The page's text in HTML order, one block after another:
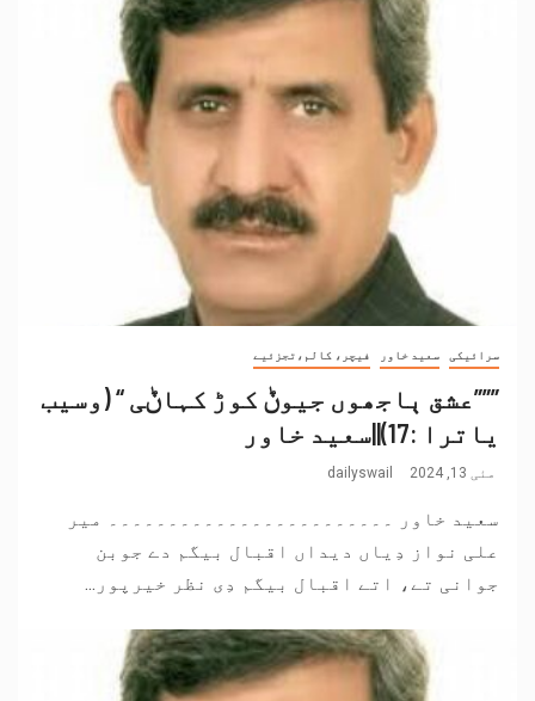
سرائیکی سعید خاور فیچر، کالم،تجزئیے
”””عشق ٻاجھوں جیوݨ کوڑ کہاݨی “ (وسیب
یاترا :17)||سعید خاور
مئی 13, 2024 dailyswail
سعید خاور ۔۔۔۔۔۔۔۔۔۔۔۔۔۔۔۔۔۔۔۔۔۔۔۔ میر
علی نواز دِیاں دیداں اقبال بیگم دے جوبن
جوانی تے، اتے اقبال بیگم دِی نظر خیرپور...